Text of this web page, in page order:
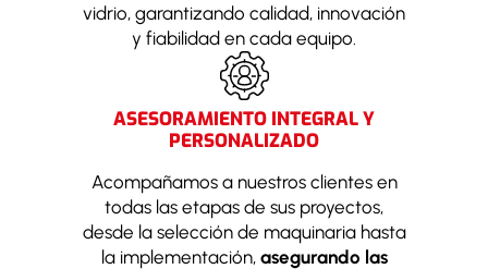
vidrio, garantizando calidad, innovación
y fiabilidad en cada equipo.
ASESORAMIENTO INTEGRAL Y
PERSONALIZADO
Acompañamos a nuestros clientes en
todas las etapas de sus proyectos,
desde la selección de maquinaria hasta
la implementación, asegurando las